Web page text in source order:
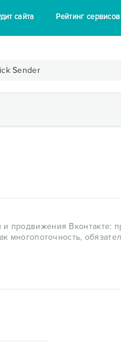
сайта Рейтинг сервисов
Sender
и продвижения Вконтакте:
многопоточность,